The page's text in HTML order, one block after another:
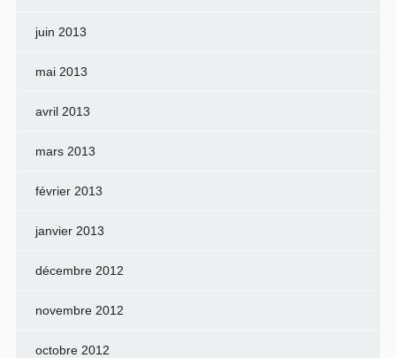
juin 2013
mai 2013
avril 2013
mars 2013
février 2013
janvier 2013
décembre 2012
novembre 2012
octobre 2012